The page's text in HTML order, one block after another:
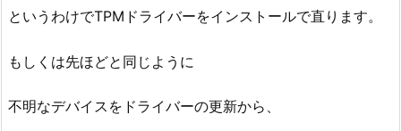
というわけでTPMドライバーをインストールで直ります。
もしくは先ほどと同じように
不明なデバイスをドライバーの更新から、